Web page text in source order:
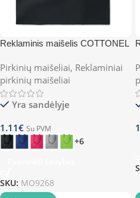
Reklaminis maišelis COTTONEL
Pirkinių maišeliai, Reklaminiai
pirkinių maišeliai
Yra sandėlyje
1.11€ Su PVM
+6
SKU: MO9268